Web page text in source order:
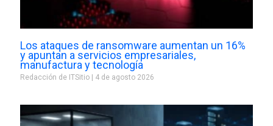
Los ataques de ransomware aumentan un 16%
y apuntan a servicios empresariales,
manufactura y tecnología
Redacción de ITSitio 4 de agosto 2026